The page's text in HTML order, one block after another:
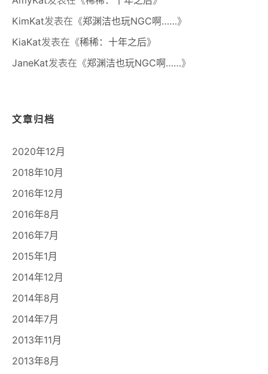
KimKat发表在《郑渊洁也玩NGC啊……》
KiaKat发表在《稀稀：十年之后》
JaneKat发表在《郑渊洁也玩NGC啊……》
文章归档
2020年12月
2018年10月
2016年12月
2016年8月
2016年7月
2015年1月
2014年12月
2014年8月
2014年7月
2013年11月
2013年8月